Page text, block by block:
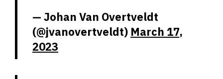
— Johan Van Overtveldt
(@jvanovertveldt) March 17,
2023